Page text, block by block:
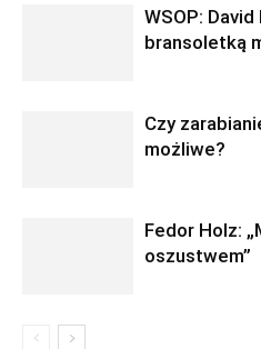
WSOP:
bransoletką
Czy
możliwe?
Fedor Holz:
oszustwem”